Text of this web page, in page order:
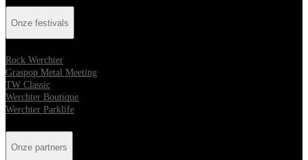
Onze festivals
Rock Werchter
Graspop Metal Meeting
TW Classic
Werchter Boutique
Werchter Parklife
Onze partners